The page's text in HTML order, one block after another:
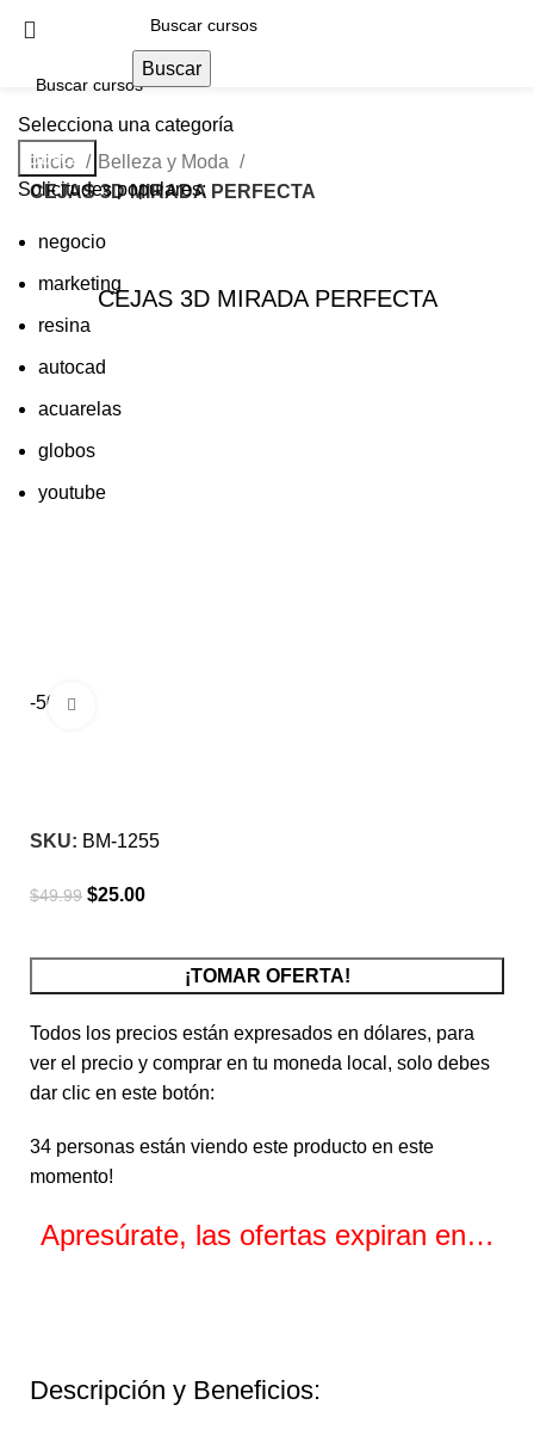
Buscar
Inicio
Belleza y Moda
CEJAS 3D MIRADA PERFECTA
CEJAS 3D MIRADA PERFECTA
-50%
SKU: BM-1255
$49.99 $25.00
¡TOMAR OFERTA!
Todos los precios están expresados en dólares, para
ver el precio y comprar en tu moneda local, solo debes
dar clic en este botón:
34 personas están viendo este producto en este
momento!
Apresúrate, las ofertas expiran en…
Descripción y Beneficios:
Selecciona una categoría
Buscar
Solicitudes populares:
negocio
marketing
resina
autocad
acuarelas
globos
youtube